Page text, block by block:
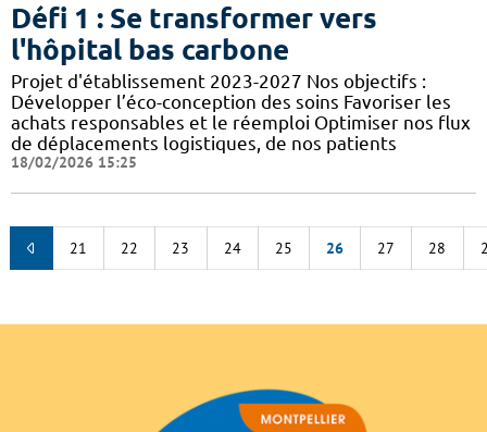
Défi 1 : Se transformer vers
l'hôpital bas carbone
Projet d'établissement 2023-2027 Nos objectifs :
Développer l’éco-conception des soins Favoriser les
achats responsables et le réemploi Optimiser nos flux
de déplacements logistiques, de nos patients
18/02/2026 15:25
21 22 23 24 25 26 27 28